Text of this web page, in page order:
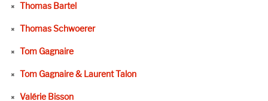
Thomas Bartel
Thomas Schwoerer
Tom Gagnaire
Tom Gagnaire & Laurent Talon
Valérie Bisson